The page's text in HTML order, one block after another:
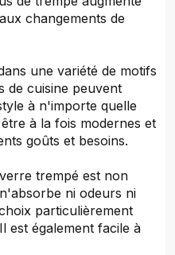
changements de
une variété de motifs
de cuisine peuvent
à n'importe quelle
à la fois modernes et
goûts et besoins.
trempé est non
ni odeurs ni
particulièrement
est également facile à